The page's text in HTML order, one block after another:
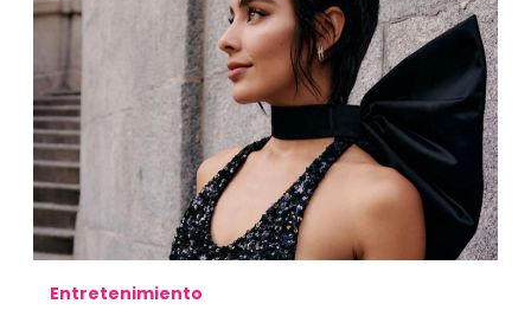
Entretenimiento